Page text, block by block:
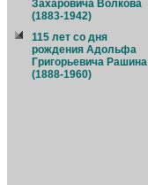
Захаровича Волкова
(1883-1942)
115 лет со дня
рождения Адольфа
Григорьевича Рашина
(1888-1960)